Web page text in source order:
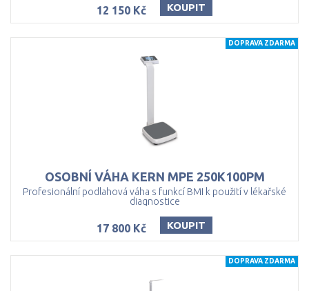
12 150 Kč KOUPIT
OSOBNÍ VÁHA KERN MPE 250K100PM
Profesionální podlahová váha s funkcí BMI k použití v lékařské
diagnostice
17 800 Kč KOUPIT
DOPRAVA ZDARMA
DOPRAVA ZDARMA